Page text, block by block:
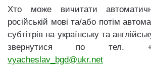
Хто може вичитати
російській мові та/або потім
субтітрів на українську та
звернутися по тел.
vyacheslav_bgd@ukr.net